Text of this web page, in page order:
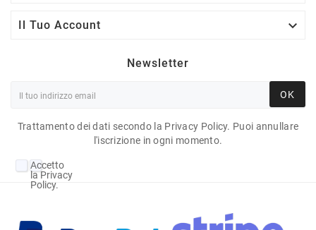
Il Tuo Account 
Newsletter
OK
Trattamento dei dati secondo la Privacy Policy. Puoi annullare
l'iscrizione in ogni momento.
Accetto
la Privacy
Policy.